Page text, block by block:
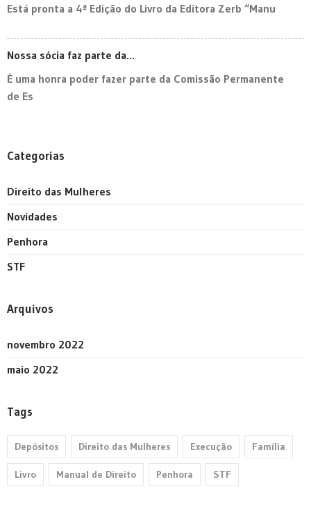
Está pronta a 4ª Edição do Livro da Editora Zerb “Manu
Nossa sócia faz parte da...
É uma honra poder fazer parte da Comissão Permanente
de Es
Categorias
Direito das Mulheres
Novidades
Penhora
STF
Arquivos
novembro 2022
maio 2022
Tags
Depósitos Direito das Mulheres Execução Família
Livro Manual de Direito Penhora STF